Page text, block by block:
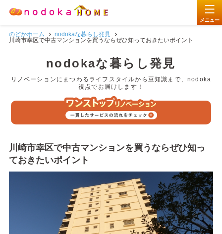
メニュー
贅沢フルリノベ リノベーションサービス
リノベーションサービス
555万円パッケージ
今、リノベーションを選択する理由
比較！中古リノベ・新築
リノベーションの流れ
横浜・川崎エリア 物件買い取り
nodokaな考え
賢い暮らしを選択する
nodoka会員サービス紹介
nodokaな暮らしマガジン
お悩み一括相談
不動産物件についてのお問い合わせ
0120-963-599
営業時間 10:00〜18:00 (年中無休)
メールは24時間受け付けております
のどかホーム
nodokaな暮らし発見
川崎市幸区で中古マンションを買うならぜひ知っておきたいポイント
nodokaな暮らし発見
リノベーションにまつわるライフスタイルから豆知識まで、nodoka
視点でお届けします！
2 リノベ費用
リノベーションに特化した物件が
豊富！
プランニング サービスの詳しい流れをご紹介
川崎市幸区で中古マンションを買うならぜひ知っ
ておきたいポイント